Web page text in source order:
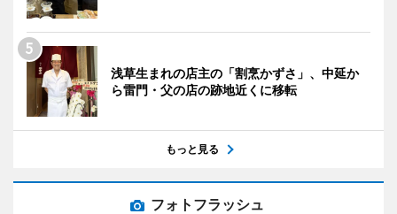
浅草生まれの店主の「割烹かずさ」、中延か
ら雷門・父の店の跡地近くに移転
もっと見る
フォトフラッシュ